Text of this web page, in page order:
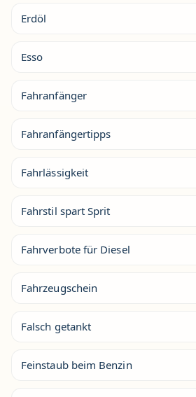
Erdöl
Esso
Fahranfänger
Fahranfängertipps
Fahrlässigkeit
Fahrstil spart Sprit
Fahrverbote für Diesel
Fahrzeugschein
Falsch getankt
Feinstaub beim Benzin